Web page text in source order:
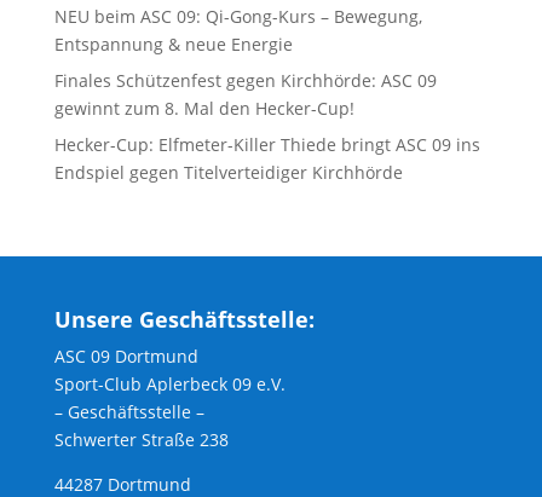
NEU beim ASC 09: Qi-Gong-Kurs – Bewegung,
Entspannung & neue Energie
Finales Schützenfest gegen Kirchhörde: ASC 09
gewinnt zum 8. Mal den Hecker-Cup!
Hecker-Cup: Elfmeter-Killer Thiede bringt ASC 09 ins
Endspiel gegen Titelverteidiger Kirchhörde
Unsere Geschäftsstelle:
ASC 09 Dortmund
Sport-Club Aplerbeck 09 e.V.
– Geschäftsstelle –
Schwerter Straße 238
44287 Dortmund